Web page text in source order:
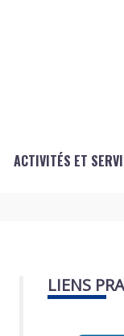
ACTIVITÉS ET
LIENS